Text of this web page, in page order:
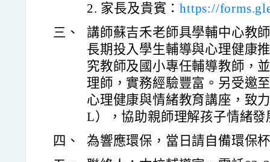
2. 家長及貴賓：https://
三、
講師蘇吉禾老師具學輔中心教
長期投入學生輔導與心理健康
究教師及國小專任輔導教師，
理師，實務經驗豐富。另受邀
心理健康與情緒教育講座，致
L），協助親師理解孩子情緒
四、
為響應環保，當日請自備環保